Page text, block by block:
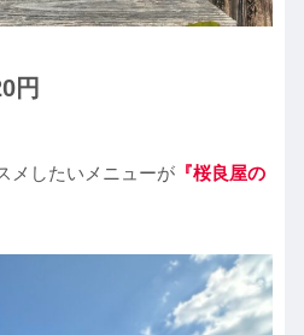
円
メしたいメニューが 『桜良屋の